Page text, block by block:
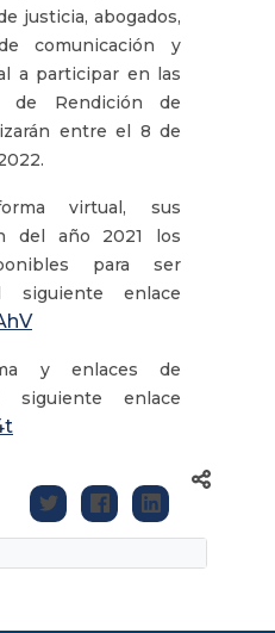
justicia, abogados,
comunicación y
a participar en las
de Rendición de
entre el 8 de
virtual, sus
del año 2021 los
para ser
siguiente enlace
y enlaces de
enlace